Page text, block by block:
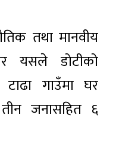
तथा मानवीय
यसले डोटीको
टाढा गाउँमा घर
जनासहित ६